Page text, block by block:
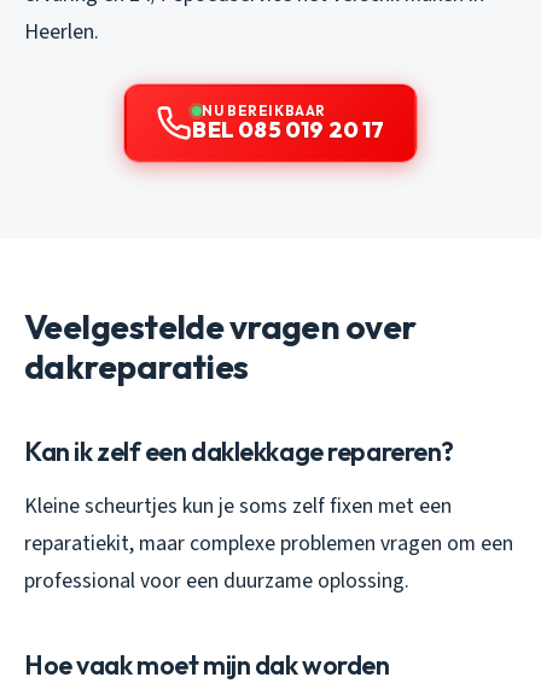
Heerlen.
NU BEREIKBAAR
BEL 085 019 20 17
Veelgestelde vragen over
dakreparaties
Kan ik zelf een daklekkage repareren?
Kleine scheurtjes kun je soms zelf fixen met een
reparatiekit, maar complexe problemen vragen om een
professional voor een duurzame oplossing.
Hoe vaak moet mijn dak worden